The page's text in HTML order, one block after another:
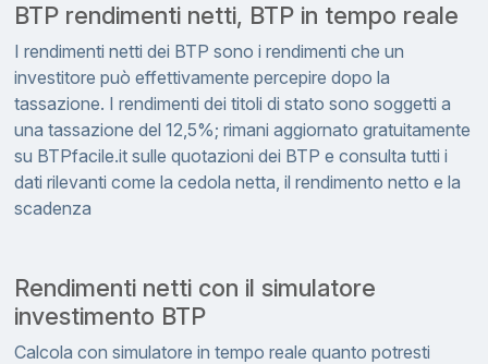
BTP rendimenti netti, BTP in tempo reale
I rendimenti netti dei BTP sono i rendimenti che un
investitore può effettivamente percepire dopo la
tassazione. I rendimenti dei titoli di stato sono soggetti a
una tassazione del 12,5%; rimani aggiornato gratuitamente
su BTPfacile.it sulle quotazioni dei BTP e consulta tutti i
dati rilevanti come la cedola netta, il rendimento netto e la
scadenza
Rendimenti netti con il simulatore
investimento BTP
Calcola con simulatore in tempo reale quanto potresti